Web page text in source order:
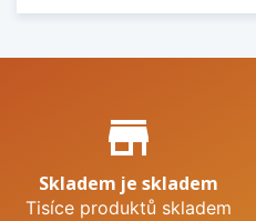
Proč nakupovat u nás?
store_mall_directory
Skladem je skladem
Tisíce produktů skladem